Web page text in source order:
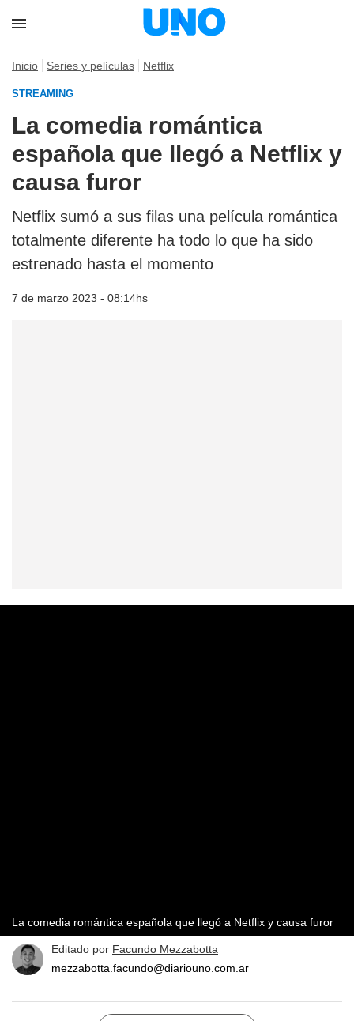
Inicio Series y películas Netflix
STREAMING
La comedia romántica
española que llegó a Netflix y
causa furor
Netflix sumó a sus filas una película romántica
totalmente diferente ha todo lo que ha sido
estrenado hasta el momento
7 de marzo 2023 - 08:14hs
La comedia romántica española que llegó a Netflix y causa furor
Editado por Facundo Mezzabotta
mezzabotta.facundo@diariouno.com.ar